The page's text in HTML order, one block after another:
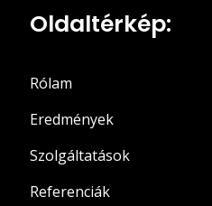
Oldaltérkép:
Rólam
Eredmények
Szolgáltatások
Referenciák